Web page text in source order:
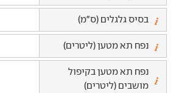
בסיס גלגלים (ס"מ)
נפח תא מטען (ליטרים)
נפח תא מטען בקיפול
מושבים (ליטרים)